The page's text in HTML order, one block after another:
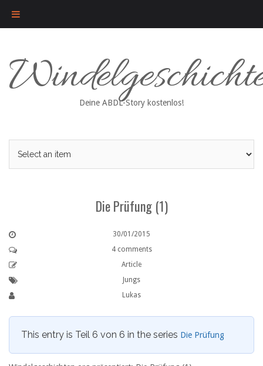
content
Deine ABDL-Story kostenlos!
Die Prüfung (1)
30/01/2015
4 comments
Article
Jungs
Lukas
This entry is Teil 6 von 6 in the series Die Prüfung